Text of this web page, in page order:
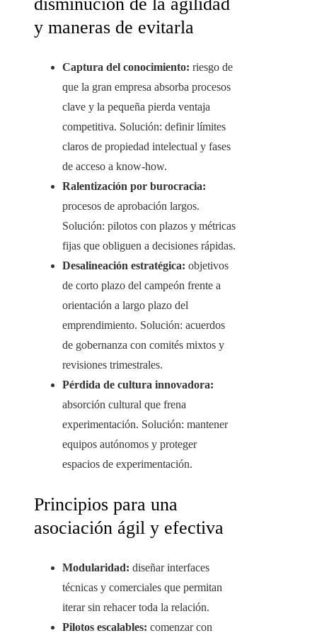
disminución de la agilidad
y maneras de evitarla
Captura del conocimiento: riesgo de
que la gran empresa absorba procesos
clave y la pequeña pierda ventaja
competitiva. Solución: definir límites
claros de propiedad intelectual y fases
de acceso a know‑how.
Ralentización por burocracia:
procesos de aprobación largos.
Solución: pilotos con plazos y métricas
fijas que obliguen a decisiones rápidas.
Desalineación estratégica: objetivos
de corto plazo del campeón frente a
orientación a largo plazo del
emprendimiento. Solución: acuerdos
de gobernanza con comités mixtos y
revisiones trimestrales.
Pérdida de cultura innovadora:
absorción cultural que frena
experimentación. Solución: mantener
equipos autónomos y proteger
espacios de experimentación.
Principios para una
asociación ágil y efectiva
Modularidad: diseñar interfaces
técnicas y comerciales que permitan
iterar sin rehacer toda la relación.
Pilotos escalables: comenzar con